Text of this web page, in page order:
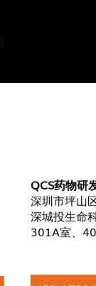
QCS药物研
深圳市坪山
深城投生命
301A室、